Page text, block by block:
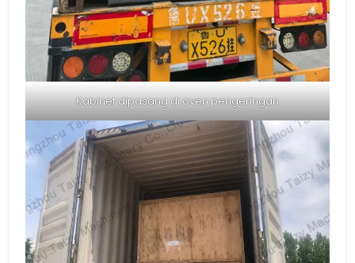
Kabinet dipasang di oven pengeringan